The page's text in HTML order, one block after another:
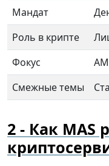
Мандат
Роль в крипте
Фокус
Смежные темы
Как MAS